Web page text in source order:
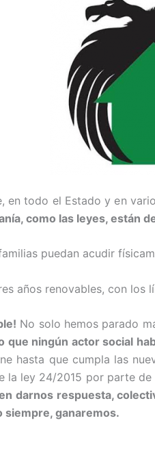
en todo el Estado y en
como las leyes, están
puedan acudir
años renovables, con
No solo hemos parado
que ningún actor social
hasta que cumpla las
la ley 24/2015 por parte
darnos respuesta,
siempre, ganaremos.